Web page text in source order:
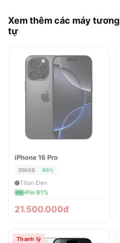
Xem thêm các máy tương
tự
ĐÃ BÁN
iPhone 16 Pro
256GB 99%
Titan Đen
Pin 91%
21.500.000đ
Thanh lý